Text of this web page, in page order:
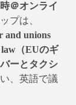
＠オンライ
プは、
and unions
（EUのギ
ーとタクシ
、英語で議